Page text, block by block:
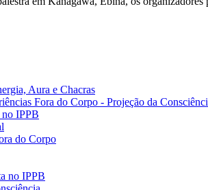
Aura e Chacras
Fora do Corpo - Projeção da
no IPPB
do Corpo
no IPPB